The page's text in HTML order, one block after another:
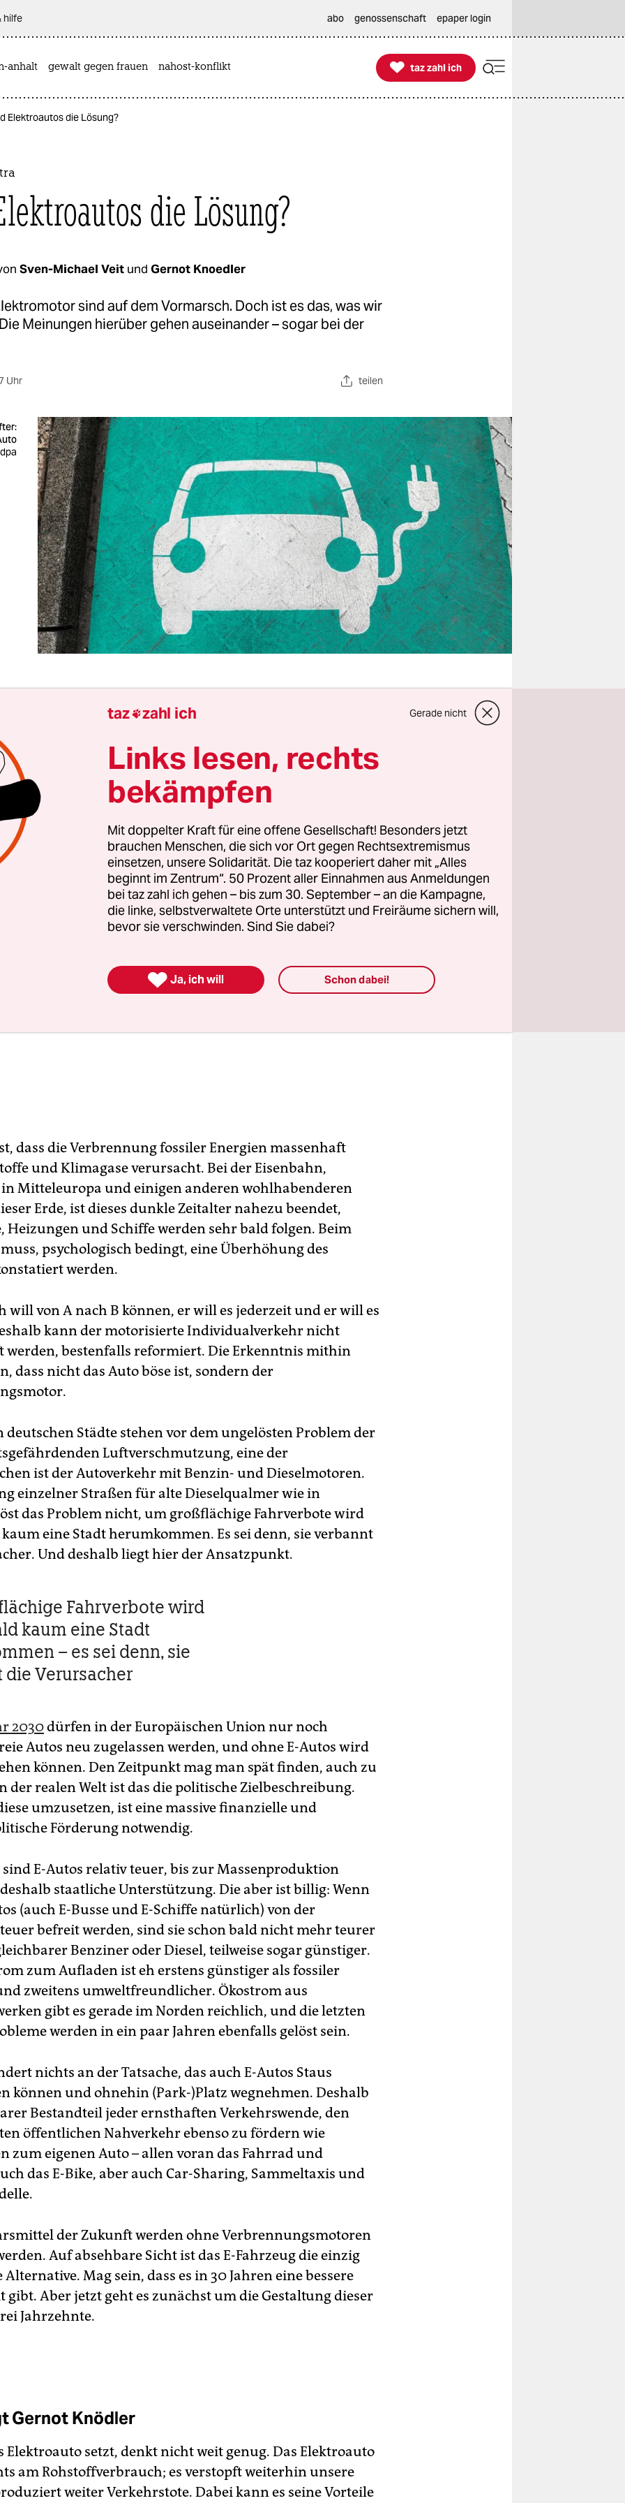
hilfe abo genossenschaft epaper login
anhalt gewalt gegen frauen nahost-konflikt 
taz zahl ich
taz zahl ich
Elektroautos die Lösung?
die Lösung?
Sven-Michael Veit und Gernot Knoedler
sind auf dem Vormarsch. Doch ist es das, was wir
Meinungen hierüber gehen auseinander – sogar bei der
Uhr teilen
Michael Veit
Begriff lautet Wende. Er impliziert
und Neuerungen, technologische wie mentale.
mithin meint, mobil zu sein, ohne den
verdrecken. Und dafür ist ein Individualverkehr, der kaum
umweltschädlich ist, die wichtigste Voraussetzung. Ein
die Elektromobilität.
dass die Verbrennung fossiler Energien massenhaft
und Klimagase verursacht. Bei der Eisenbahn,
Mitteleuropa und einigen anderen wohlhabenderen
Erde, ist dieses dunkle Zeitalter nahezu beendet,
Heizungen und Schiffe werden sehr bald folgen. Beim
psychologisch bedingt, eine Überhöhung des
werden.
will von A nach B können, er will es jederzeit und er will es
kann der motorisierte Individualverkehr nicht
werden, bestenfalls reformiert. Die Erkenntnis mithin
dass nicht das Auto böse ist, sondern der
deutschen Städte stehen vor dem ungelösten Problem der
Luftverschmutzung, eine der
ist der Autoverkehr mit Benzin- und Dieselmotoren.
einzelner Straßen für alte Dieselqualmer wie in
das Pro­blem nicht, um großflächige Fahrverbote wird
eine Stadt herumkommen. Es sei denn, sie verbannt
Und deshalb liegt hier der Ansatzpunkt.
Fahrverbote wird
kaum eine Stadt
– es sei denn, sie
Verursacher
2030dürfen in der Europäischen Union nur noch
Autos neu zugelassen werden, und ohne E-Autos wird
können. Den Zeitpunkt mag man spät finden, auch zu
der realen Welt ist das die politische Zielbeschreibung.
umzusetzen, ist eine massive finanzielle und
Förderung notwendig.
E-Autos relativ teuer, bis zur Massenproduktion
staatliche Unterstützung. Die aber ist billig: Wenn
(auch E-Busse und E-Schiffe natürlich) von der
befreit werden, sind sie schon bald nicht mehr teurer
Benziner oder Diesel, teilweise sogar günstiger.
zum Aufladen ist eh erstens günstiger als fossiler
zweitens umweltfreundlicher. Ökostrom aus
gibt es gerade im Norden reichlich, und die letzten
werden in ein paar Jahren ebenfalls gelöst sein.
nichts an der Tatsache, das auch E-Autos Staus
können und ohnehin (Park-)Platz wegnehmen. Deshalb
Bestandteil jeder ernsthaften Verkehrswende, den
öffentlichen Nahverkehr ebenso zu fördern wie
zum eigenen Auto – allen voran das Fahrrad und
das E-Bike, aber auch Car-Sharing, Sammeltaxis und
der Zukunft werden ohne Verbrennungsmotoren
Auf absehbare Sicht ist das E-Fahrzeug die einzig
Mag sein, dass es in 30 Jahren eine bessere
gibt. Aber jetzt geht es zunächst um die Gestaltung dieser
Jahrzehnte.
Gernot Knödler
Elektroauto setzt, denkt nicht weit genug. Das Elektroauto
am Rohstoffverbrauch; es verstopft weiterhin unsere
weiter Verkehrstote. Dabei kann es seine Vorteile
taz zahl ich Gerade nicht
Links lesen, rechts
bekämpfen
Mit doppelter Kraft für eine offene Gesellschaft! Besonders jetzt
brauchen Menschen, die sich vor Ort gegen Rechtsextremismus
einsetzen, unsere Solidarität. Die taz kooperiert daher mit „Alles
beginnt im Zentrum“. 50 Prozent aller Einnahmen aus Anmeldungen
bei taz zahl ich gehen – bis zum 30. September – an die Kampagne,
die linke, selbstverwaltete Orte unterstützt und Freiräume sichern will,
bevor sie verschwinden. Sind Sie dabei?
 Ja, ich will Schon dabei!